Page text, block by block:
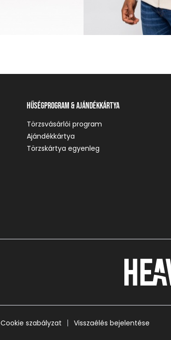
Hűségprogram & Ajándékkártya
Törzsvásárlói program
Ajándékkártya
Törzskártya egyenleg
Cookie szabályzat Visszaélés bejelentése